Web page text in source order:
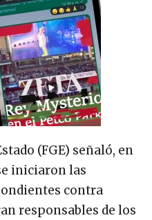
(FGE) señaló, en
iniciaron las
contra
responsables de los